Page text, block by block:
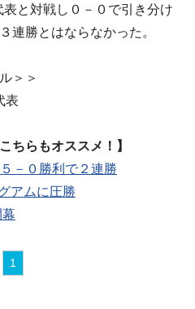
と対戦し０－０で引き分け
連勝とはならなかった。
＞＞
表
ちらもオススメ！】
－０勝利で２連勝
アムに圧勝
1